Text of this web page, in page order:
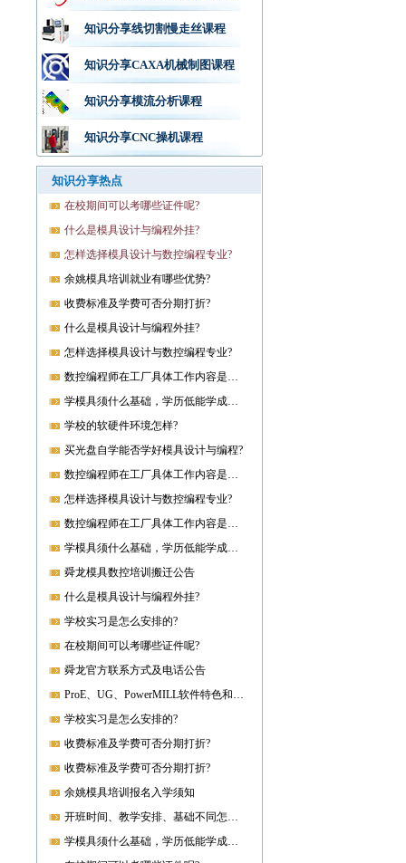
知识分享线切割慢走丝课程
知识分享CAXA机械制图课程
知识分享模流分析课程
知识分享CNC操机课程
知识分享热点
在校期间可以考哪些证件呢?
什么是模具设计与编程外挂?
怎样选择模具设计与数控编程专业?
余姚模具培训就业有哪些优势?
收费标准及学费可否分期打折?
什么是模具设计与编程外挂?
怎样选择模具设计与数控编程专业?
数控编程师在工厂具体工作内容是什么?
学模具须什么基础，学历低能学成就业吗?
学校的软硬件环境怎样?
买光盘自学能否学好模具设计与编程?
数控编程师在工厂具体工作内容是什么?
怎样选择模具设计与数控编程专业?
数控编程师在工厂具体工作内容是什么?
学模具须什么基础，学历低能学成就业吗?
舜龙模具数控培训搬迁公告
什么是模具设计与编程外挂?
学校实习是怎么安排的?
在校期间可以考哪些证件呢?
舜龙官方联系方式及电话公告
ProE、UG、PowerMILL软件特色和优势?
学校实习是怎么安排的?
收费标准及学费可否分期打折?
收费标准及学费可否分期打折?
余姚模具培训报名入学须知
开班时间、教学安排、基础不同怎样开课?
学模具须什么基础，学历低能学成就业吗?